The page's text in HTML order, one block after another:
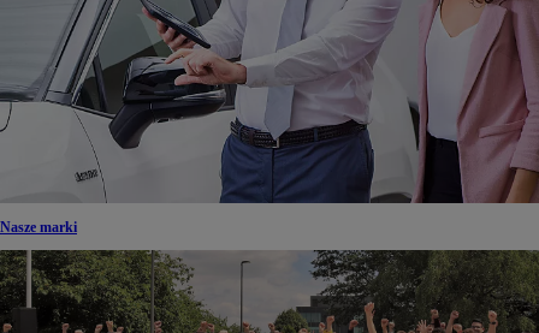
Nasze marki